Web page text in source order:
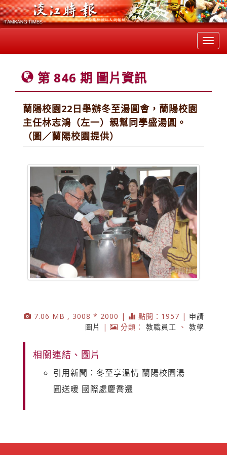
第 846 期 圖片資訊
蘭陽校園22日舉辦冬至湯圓會，蘭陽校園
主任林志鴻（左一）親幫同學盛湯圓。
（圖／蘭陽校園提供）
7.06 MB , 3008 * 2000 | 點閱：1957 | 申請
圖片
| 分類： 教職員工 、 教學
相關連結、圖片
引用新聞：冬至享溫情 蘭陽校園湯
圓送暖 國際處慶喬遷